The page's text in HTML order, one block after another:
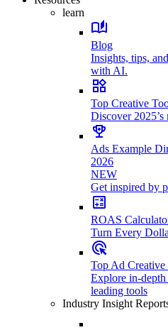
learn
Blog
Insights, tips,
with AI.
Top Creative
Discover 2025’s
Ads Example
2026
NEW
Get inspired by
ROAS
Turn Every
Top Ad Creative
Explore in-
leading tools
Industry Insight